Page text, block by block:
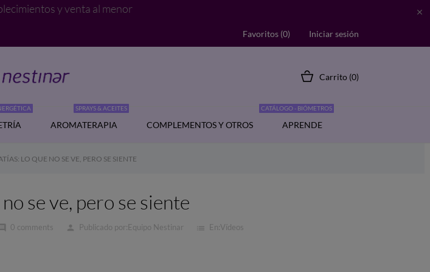
y venta al menor 
Favoritos (0) Iniciar sesión
Carrito (0)
AROMATERAPIA
SPRAYS & ACEITES
COMPLEMENTOS Y OTROS APRENDE
CATÁLOGO - BIÓMETROS
LO QUE NO SE VE, PERO SE SIENTE
se ve, pero se siente
comment 0 comments person Publicado por:Equipo Nestinar list En:Vídeos